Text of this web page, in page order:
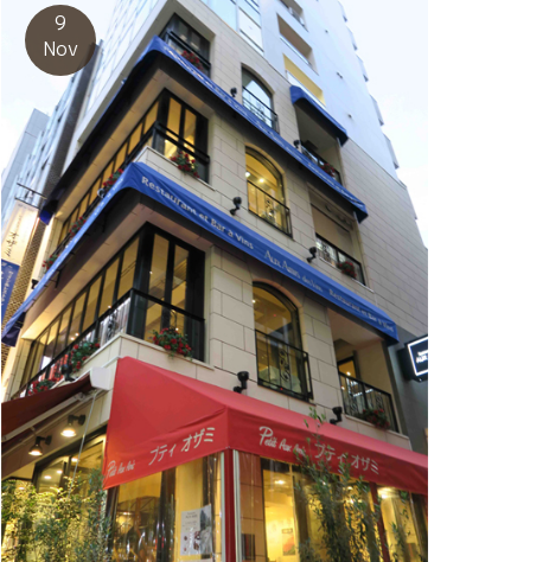
える。 特に、スペインのPARTIDA CREUS＊パルティー
ダ・クレウスのMassimo＊マシモとアルザスのFrédéric
GESCHICKT＊フレデリック・ゲシクトは意気投合！！
熱く語るClaire RICHAUD＊クレール・リショー。 熱
く語るJOLLY FERRIOL＊ジョリー・フェリオルのJean
Luc＊ジャンリュック。 優しく、聞くSTROHMEIER＊シ
ュトロマイヤー夫婦。 飲み足らず銀ブラをしてオザ
ミ・ビルへ！ オザミでは誰もが納得するOlivier
COUSIN＊オリヴィエ・クザンのシャルドネ２００５年
を開けた。 有難う。小松さん。 さあ、今週は日本中を飛
び廻るぞ！！
9
Nov